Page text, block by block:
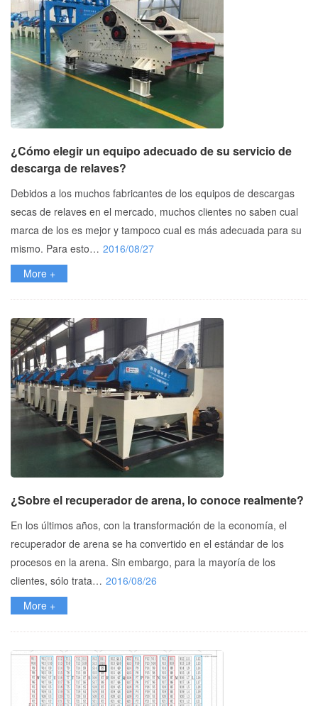
¿Cómo elegir un equipo adecuado de su servicio de
descarga de relaves?
Debidos a los muchos fabricantes de los equipos de descargas
secas de relaves en el mercado, muchos clientes no saben cual
marca de los es mejor y tampoco cual es más adecuada para su
mismo. Para esto… 2016/08/27
More +
¿Sobre el recuperador de arena, lo conoce realmente?
En los últimos años, con la transformación de la economía, el
recuperador de arena se ha convertido en el estándar de los
procesos en la arena. Sin embargo, para la mayoría de los
clientes, sólo trata… 2016/08/26
More +